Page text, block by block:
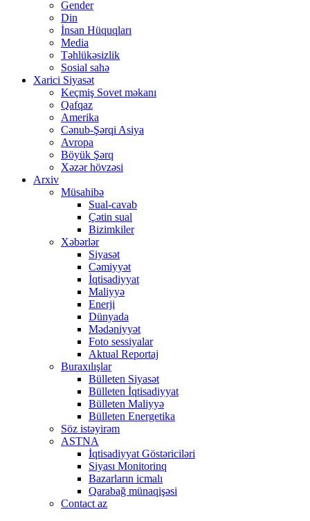
Gender
Din
İnsan Hüquqları
Media
Təhlükəsizlik
Sosial sahə
Xarici Siyasət
Keçmiş Sovet məkanı
Qafqaz
Amerika
Cənub-Şərqi Asiya
Avropa
Böyük Şərq
Xəzər hövzəsi
Arxiv
Müsahibə
Sual-cavab
Çətin sual
Bizimkiler
Xəbərlər
Siyasət
Cəmiyyət
İqtisadiyyat
Maliyyə
Enerji
Dünyada
Mədəniyyət
Foto sessiyalar
Aktual Reportaj
Buraxılışlar
Bülleten Siyasət
Bülleten İqtisadiyyat
Bülleten Maliyyə
Bülleten Energetika
Söz istəyirəm
ASTNA
İqtisadiyyat Göstəriciləri
Siyası Monitorinq
Bazarların icmalı
Qarabağ münaqişəsi
Contact az